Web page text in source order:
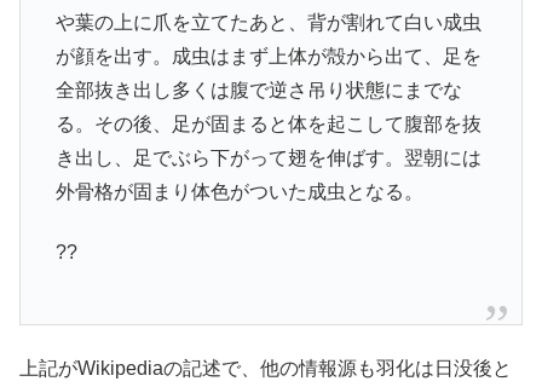
や葉の上に爪を立てたあと、背が割れて白い成虫
が顔を出す。成虫はまず上体が殻から出て、足を
全部抜き出し多くは腹で逆さ吊り状態にまでな
る。その後、足が固まると体を起こして腹部を抜
き出し、足でぶら下がって翅を伸ばす。翌朝には
外骨格が固まり体色がついた成虫となる。
??
上記がWikipediaの記述で、他の情報源も羽化は日没後と